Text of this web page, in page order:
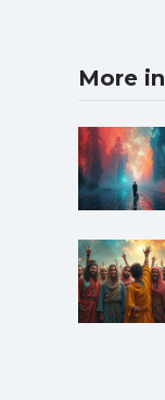
More